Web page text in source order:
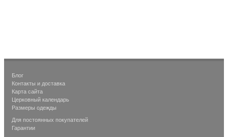
Блог
Контакты и доставка
Карта сайта
Церковный календарь
Размеры одежды
Для постоянных покупателей
Гарантии